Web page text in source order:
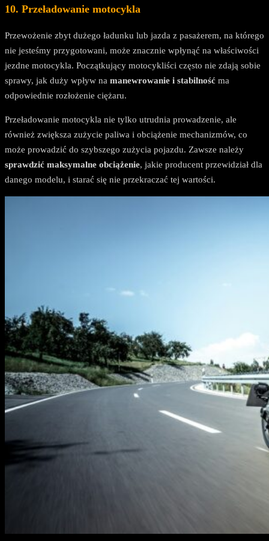
10. Przeładowanie motocykla
Przewożenie zbyt dużego ładunku lub jazda z pasażerem, na którego
nie jesteśmy przygotowani, może znacznie wpłynąć na właściwości
jezdne motocykla. Początkujący motocykliści często nie zdają sobie
sprawy, jak duży wpływ na manewrowanie i stabilność ma
odpowiednie rozłożenie ciężaru.
Przeładowanie motocykla nie tylko utrudnia prowadzenie, ale
również zwiększa zużycie paliwa i obciążenie mechanizmów, co
może prowadzić do szybszego zużycia pojazdu. Zawsze należy
sprawdzić maksymalne obciążenie, jakie producent przewidział dla
danego modelu, i starać się nie przekraczać tej wartości.